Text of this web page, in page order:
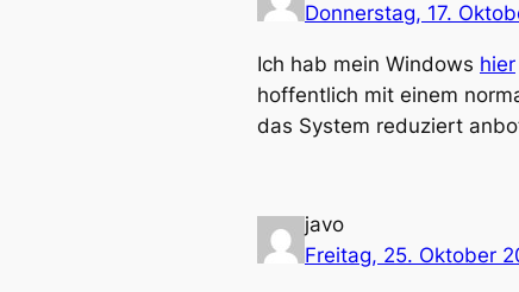
Donnerstag, 17.
Ich hab mein Windows hier
hoffentlich mit einem
das System reduziert
javo
Freitag, 25. Oktober